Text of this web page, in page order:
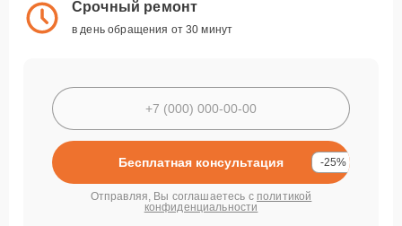
Срочный ремонт
в день обращения от 30 минут
Бесплатная консультация -25%
Отправляя, Вы соглашаетесь с политикой
конфиденциальности